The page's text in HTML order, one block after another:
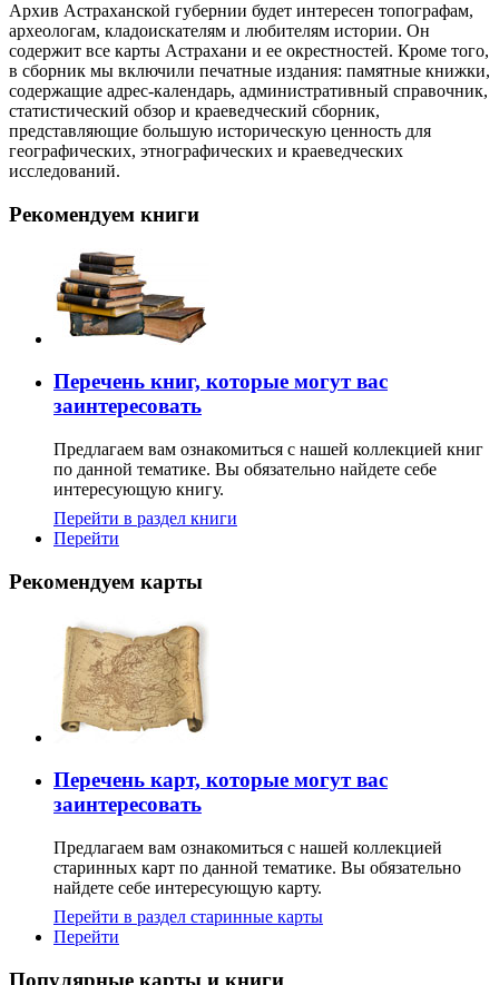
Архив Астраханской губернии будет интересен топографам,
археологам, кладоискателям и любителям истории. Он
содержит все карты Астрахани и ее окрестностей. Кроме того,
в сборник мы включили печатные издания: памятные книжки,
содержащие адрес-календарь, административный справочник,
статистический обзор и краеведческий сборник,
представляющие большую историческую ценность для
географических, этнографических и краеведческих
исследований.
Рекомендуем книги
Перечень книг, которые могут вас
заинтересовать
Предлагаем вам ознакомиться с нашей коллекцией книг
по данной тематике. Вы обязательно найдете себе
интересующую книгу.
Перейти в раздел книги
Перейти
Рекомендуем карты
Перечень карт, которые могут вас
заинтересовать
Предлагаем вам ознакомиться с нашей коллекцией
старинных карт по данной тематике. Вы обязательно
найдете себе интересующую карту.
Перейти в раздел старинные карты
Перейти
Популярные карты и книги